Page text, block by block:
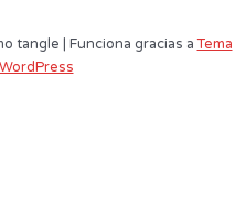
tangle | Funciona gracias aTema